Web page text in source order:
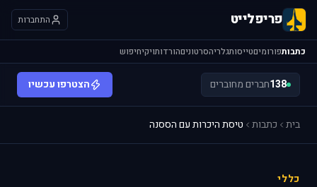
פריפלייט התחברות
כתבותפורומיםטייסותגלריהסרטוניםהורדותויקיחיפוש
138חברים מחוברים הצטרפו עכשיו
בית כתבות טיסת היכרות עם הססנה
כללי